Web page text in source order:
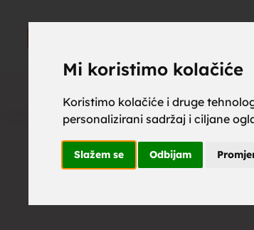
Mi koristimo kolačiće
Koristimo kolačiće i druge
personalizirani sadržaj i ciljane
Slažem se Odbijam
brak,